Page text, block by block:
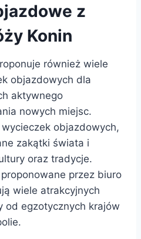
z
Konin
również wiele
objazdowych dla
aktywnego
nowych miejsc.
objazdowych,
zakątki świata i
oraz tradycje.
przez biuro
wiele atrakcyjnych
od egzotycznych krajów